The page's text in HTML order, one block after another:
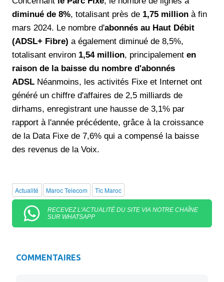
diminué de 8%, totalisant près de 1,75 million à fin
mars 2024. Le nombre d'abonnés au Haut Débit
(ADSL+ Fibre) a également diminué de 8,5%,
totalisant environ 1,54 million, principalement en
raison de la baisse du nombre d'abonnés
ADSL Néanmoins, les activités Fixe et Internet ont
généré un chiffre d'affaires de 2,5 milliards de
dirhams, enregistrant une hausse de 3,1% par
rapport à l'année précédente, grâce à la croissance
de la Data Fixe de 7,6% qui a compensé la baisse
des revenus de la Voix.
Actualité Maroc Telecom Tic Maroc
RECEVEZ L'ACTUALITÉ DU SITE VIA NOTRE CHAÎNE
SUR WHATSAPP
COMMENTAIRES